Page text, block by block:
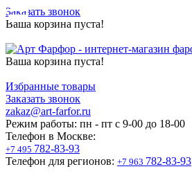
Заказать звонок
Ваша корзина пуста!
Ваша корзина пуста!
Избранные товары
Заказать звонок
zakaz@art-farfor.ru
Режим работы: пн - пт c 9-00 до 18-00
Телефон в Москве:
+7 495 782-83-93
Телефон для регионов: +7 963 782-83-93